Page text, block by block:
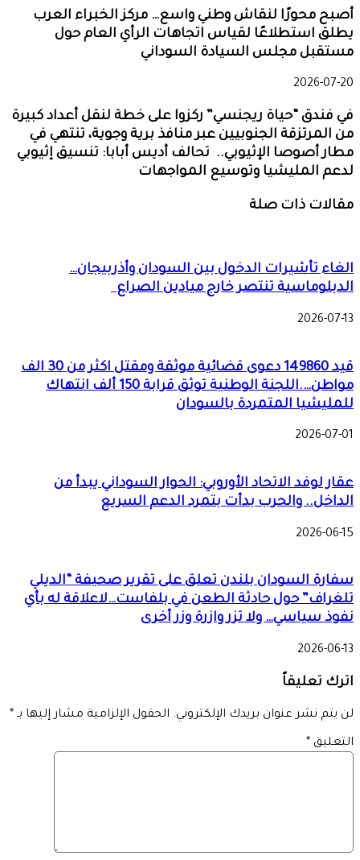
أصبح محورًا لنقاش وطني واسع… مركز الخبراء العرب
يطلق استطلاعًا لقياس اتجاهات الرأي العام حول
مستقبل مجلس السيادة السوداني
2026-07-20
في فندق “حياة ريجنسي” ركزوا على خطة لنقل أعداد كبيرة
من المرتزقة الجنوبيين عبر منافذ برية وجوية، تنتهي في
مطار أصوصا الإثيوبي.. تحالف أديس أبابا: تنسيق إثيوبي
لدعم المليشيا وتوسيع المواجهات
مقالات ذات صلة
الغاء تأشيرات الدخول بين السودان وأذربيجان…
الدبلوماسية تنتصر خارج ميادين الصراع
2026-07-13
قيد 149860 دعوى قضائية موثقة ومقتل اكثر من 30 الف
مواطن….اللجنة الوطنية توثق قرابة 150 ألف انتهاك
للمليشيا المتمردة بالسودان
2026-07-01
عقار لوفد الاتحاد الأوروبي: الحوار السوداني يبدأ من
الداخل.. والحرب بدأت بتمرد الدعم السريع
2026-06-15
سفارة السودان بلندن تعلق على تقرير صحيفة “الديلي
تلغراف” حول حادثة الطعن في بلفاست…لاعلاقة له بأي
نفوذ سياسي… ولا تزر وازرة وزر أخرى
2026-06-13
اترك تعليقاً
لن يتم نشر عنوان بريدك الإلكتروني. الحقول الإلزامية مشار إليها بـ *
التعليق *